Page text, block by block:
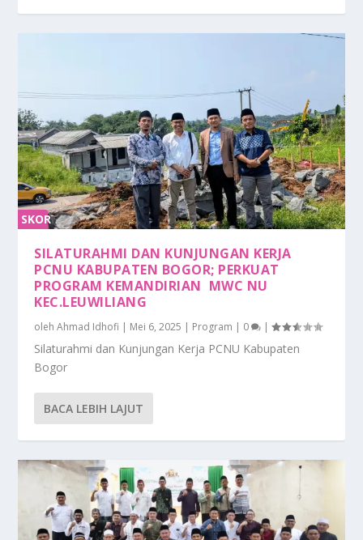
SKOR
SILATURAHMI DAN KUNJUNGAN KERJA
PCNU KABUPATEN BOGOR; PERKUAT
PROGRAM KEMANDIRIAN MWC NU
KEC.LEUWILIANG
olehAhmad Idhofi | Mei 6, 2025 | Program | 0 |
Silaturahmi dan Kunjungan Kerja PCNU Kabupaten
Bogor
BACA LEBIH LAJUT